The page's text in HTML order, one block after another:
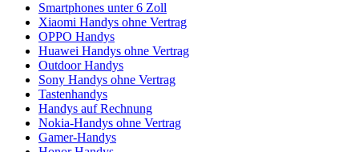
Smartphones unter 6 Zoll
Xiaomi Handys ohne Vertrag
OPPO Handys
Huawei Handys ohne Vertrag
Outdoor Handys
Sony Handys ohne Vertrag
Tastenhandys
Handys auf Rechnung
Nokia-Handys ohne Vertrag
Gamer-Handys